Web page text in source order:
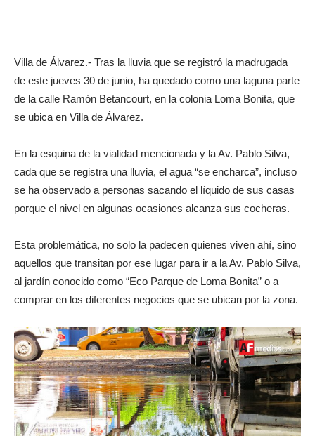
Villa de Álvarez.- Tras la lluvia que se registró la madrugada
de este jueves 30 de junio, ha quedado como una laguna parte
de la calle Ramón Betancourt, en la colonia Loma Bonita, que
se ubica en Villa de Álvarez.
En la esquina de la vialidad mencionada y la Av. Pablo Silva,
cada que se registra una lluvia, el agua “se encharca”, incluso
se ha observado a personas sacando el líquido de sus casas
porque el nivel en algunas ocasiones alcanza sus cocheras.
Esta problemática, no solo la padecen quienes viven ahí, sino
aquellos que transitan por ese lugar para ir a la Av. Pablo Silva,
al jardín conocido como “Eco Parque de Loma Bonita” o a
comprar en los diferentes negocios que se ubican por la zona.